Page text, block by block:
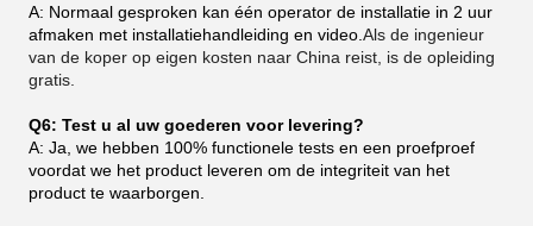
A: Normaal gesproken kan één operator de installatie in 2 uur
afmaken met installatiehandleiding en video. Als de ingenieur
van de koper op eigen kosten naar China reist, is de opleiding
gratis.
Q6: Test u al uw goederen voor levering?
A: Ja, we hebben 100% functionele tests en een proefproef
voordat we het product leveren om de integriteit van het
product te waarborgen.